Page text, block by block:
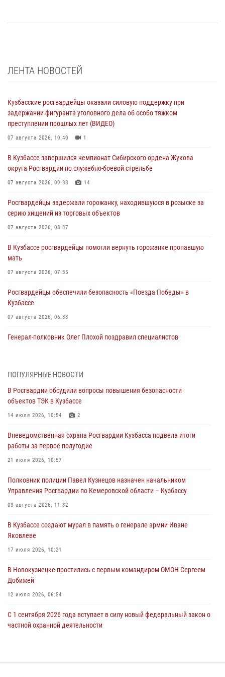
ЛЕНТА НОВОСТЕЙ
Кузбасские росгвардейцы оказали силовую поддержку при
задержании фигуранта уголовного дела об особо тяжком
преступлении прошлых лет (ВИДЕО)
07 августа 2026, 10:40 1
В Кузбассе завершился чемпионат Сибирского ордена Жукова
округа Росгвардии по служебно-боевой стрельбе
07 августа 2026, 09:38 14
Росгвардейцы задержали горожанку, находившуюся в розыске за
серию хищений из торговых объектов
07 августа 2026, 08:37
В Кузбассе росгвардейцы помогли вернуть горожанке пропавшую
мать
07 августа 2026, 07:35
Росгвардейцы обеспечили безопасность «Поезда Победы» в
Кузбассе
07 августа 2026, 06:33
Генерал-полковник Олег Плохой поздравил специалистов
07 августа 2026, 05:32
С 1 сентября 2026 года вступает в силу новый федеральный закон о
частной охранной деятельности
06 августа 2026, 10:19
Росгвардейцы задержали предполагаемого виновника причинения
ножевого ранения кемеровчанину
06 августа 2026, 09:18
Росгвардейцы задержали мужчину, повредившего имущество
горожанки
06 августа 2026, 08:17
Росгвардейцы пресекли противоправные действия и защитили
новокузнечанку от агрессивного знакомого
06 августа 2026, 07:16
ПОПУЛЯРНЫЕ НОВОСТИ
В Росгвардии обсудили вопросы повышения безопасности
объектов ТЭК в Кузбассе
14 июля 2026, 10:54 2
Вневедомственная охрана Росгвардии Кузбасса подвела итоги
работы за первое полугодие
21 июля 2026, 10:57
Полковник полиции Павел Кузнецов назначен начальником
Управления Росгвардии по Кемеровской области – Кузбассу
03 августа 2026, 11:32
В Кузбассе создают мурал в память о генерале армии Иване
Яковлеве
17 июля 2026, 10:21
В Новокузнецке простились с первым командиром ОМОН Сергеем
Добижей
12 июля 2026, 06:54
С 1 сентября 2026 года вступает в силу новый федеральный закон о
частной охранной деятельности